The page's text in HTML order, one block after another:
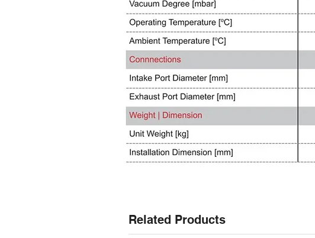
Accesorios
Related Products